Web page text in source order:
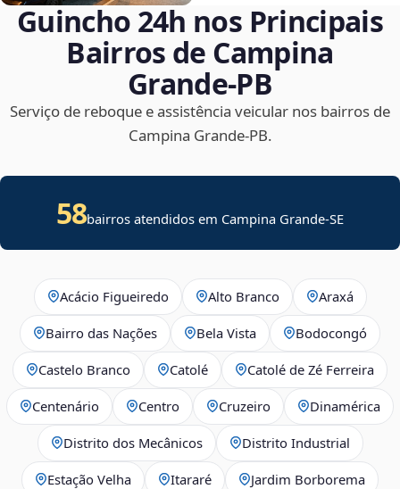
Guincho 24h nos Principais
Bairros de Campina
Grande‑PB
Serviço de reboque e assistência veicular nos bairros de
Campina Grande‑PB.
58bairros atendidos em Campina Grande-SE
Acácio Figueiredo Alto Branco Araxá
Bairro das Nações Bela Vista Bodocongó
Castelo Branco Catolé Catolé de Zé Ferreira
Centenário Centro Cruzeiro Dinamérica
Distrito dos Mecânicos Distrito Industrial
Estação Velha Itararé Jardim Borborema